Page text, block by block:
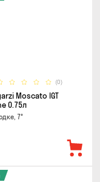
(0)
Moscato IGT
0.75л
7°